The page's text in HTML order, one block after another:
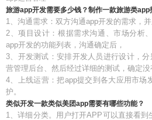
旅游app开发需要多少钱？制作一款旅游类app
1、沟通需求：双方沟通app开发的需求，并
2、项目设计：根据需求沟通、市场分析
app开发的功能列表，沟通确定后，
3、开发测试：安排开发人员进行设计，
营管理后台、然后经过详细的测试，确定没
4、上线运营：把app提交到各大应用市场
护。
类似开发一款类似美团app需要有哪些功能？
1、详细分类。用户打开APP可以直接看到